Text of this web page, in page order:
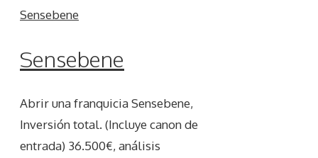
Sensebene
Abrir una franquicia Sensebene,
Inversión total. (Incluye canon de
entrada) 36.500€, análisis